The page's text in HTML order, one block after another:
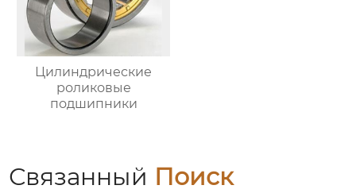
Цилиндрические
роликовые
подшипники
Связанный Поиск